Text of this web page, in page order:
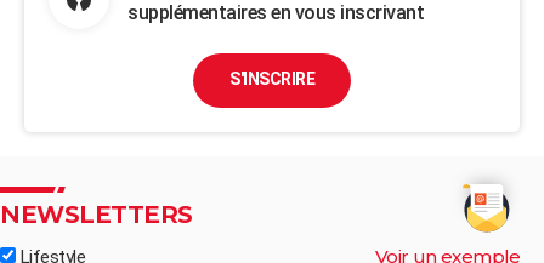
supplémentaires en vous inscrivant
S'INSCRIRE
NEWSLETTERS
Lifestyle Voir un exemple